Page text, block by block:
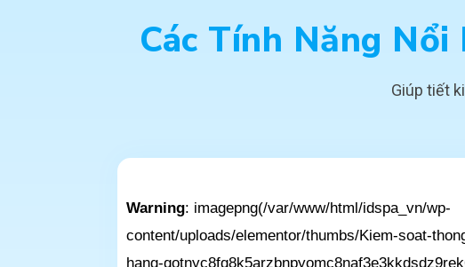
Các Tính Năng
Giúp tiết
Warning: imagepng(/var/www/html/idspa_vn/wp-
content/uploads/elementor/thumbs/Kiem-soat-
hang-